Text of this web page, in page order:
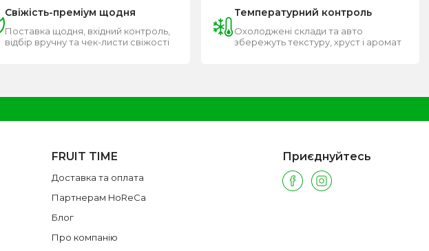
Свіжість-преміум щодня
Поставка щодня, вхідний контроль,
відбір вручну та чек-листи свіжості
Температурний контроль
Охолоджені склади та авто
збережуть текстуру, хруст і аромат
FRUIT TIME
Доставка та оплата
Партнерам HoReCa
Блог
Про компанію
Приєднуйтесь